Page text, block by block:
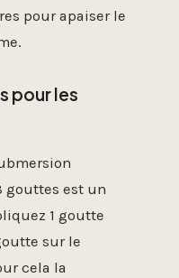
pour apaiser le
pour les
gouttes est un
1 goutte
sur le
cela la